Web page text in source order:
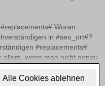
Alle Cookies ablehnen
Woran
in #seo_ort#?
#replacements#
wenn man nicht genau
Zertifizierungen und
als wichtige Indikatoren